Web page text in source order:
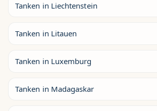
Tanken in Liechtenstein
Tanken in Litauen
Tanken in Luxemburg
Tanken in Madagaskar